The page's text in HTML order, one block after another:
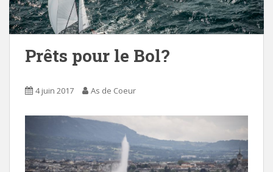
Prêts pour le Bol?
4 juin 2017 As de Coeur